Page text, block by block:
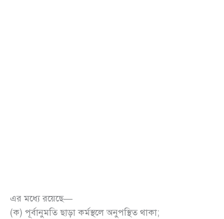
এর মধ্যে রয়েছে—
(ক) পূর্বানুমতি ছাড়া কর্মস্থলে অনুপস্থিত থাকা;